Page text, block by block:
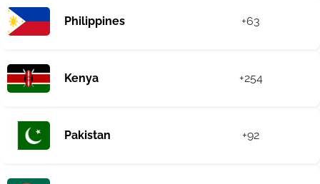
Philippines +63
Kenya +254
Pakistan +92